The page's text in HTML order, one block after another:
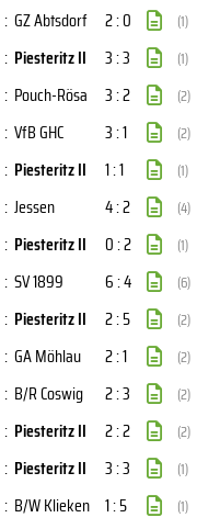
: GZ Abtsdorf 2 : 0 (1)
: Piesteritz II 3 : 3 (1)
: Pouch-Rösa 3 : 2 (2)
: VfB GHC 3 : 1 (2)
: Piesteritz II 1 : 1 (1)
: Jessen 4 : 2 (4)
: Piesteritz II 0 : 2 (1)
: SV 1899 6 : 4 (6)
: Piesteritz II 2 : 5 (2)
: GA Möhlau 2 : 1 (2)
: B/R Coswig 2 : 3 (2)
: Piesteritz II 2 : 2 (2)
: Piesteritz II 3 : 3 (1)
: B/W Klieken 1 : 5 (1)